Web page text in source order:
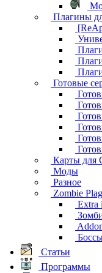
Плагины
Готовые
Карты для
Моды
Разное
Zombie
Extra
Статьи
Программы